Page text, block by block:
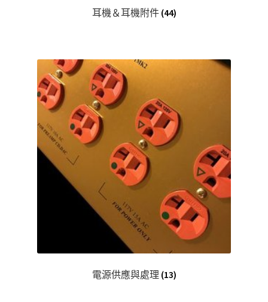
耳機＆耳機附件 (44)
電源供應與處理 (13)